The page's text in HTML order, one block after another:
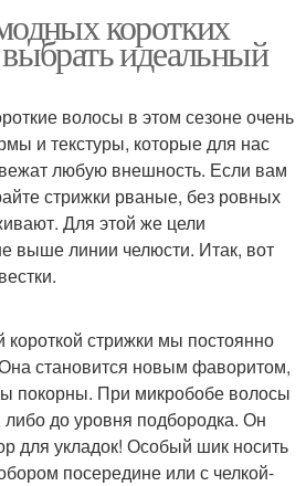
коротких
идеальный
волосы в этом сезоне очень
и текстуры, которые для нас
любую внешность. Если вам
стрижки рваные, без ровных
Для этой же цели
выше линии челюсти. Итак, вот
стрижки мы постоянно
становится новым фаворитом,
покорны. При микробобе волосы
либо до уровня подбородка. Он
для укладок! Особый шик носить
посередине или с челкой-